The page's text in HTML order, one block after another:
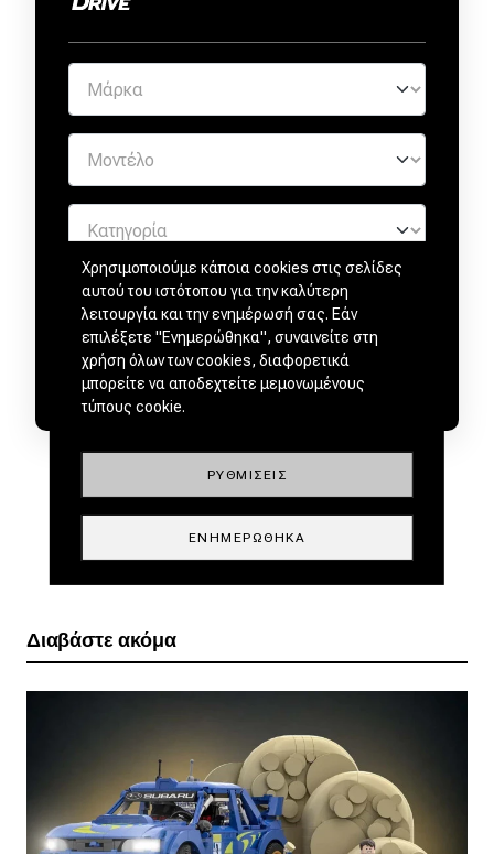
Διαβάστε ακόμα
Χρησιμοποιούμε κάποια cookies στις σελίδες
αυτού του ιστότοπου για την καλύτερη
λειτουργία και την ενημέρωσή σας. Εάν
επιλέξετε "Ενημερώθηκα", συναινείτε στη
χρήση όλων των cookies, διαφορετικά
μπορείτε να αποδεχτείτε μεμονωμένους
τύπους cookie.
ΡΥΘΜΊΣΕΙΣ
ΕΝΗΜΕΡΏΘΗΚΑ